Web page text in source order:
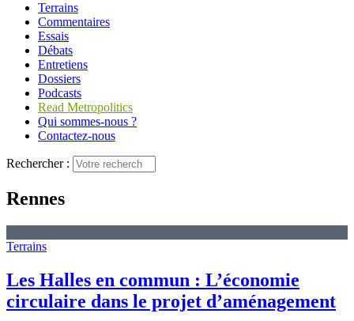
Terrains
Commentaires
Essais
Débats
Entretiens
Dossiers
Podcasts
Read Metropolitics
Qui sommes-nous ?
Contactez-nous
Rechercher :
Rennes
Terrains
Les Halles en commun : L’économie
circulaire dans le projet d’aménagement